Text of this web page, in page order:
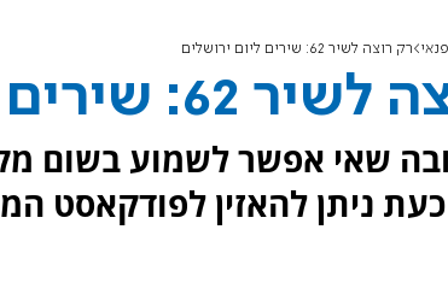
רק רוצה לשיר 62: שירים ליום ירושלים
שירים ליום ירושלים
שאי אפשר לשמוע בשום
7. כעת ניתן להאזין